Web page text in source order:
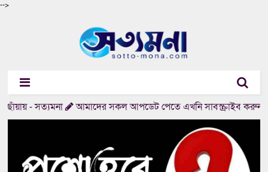
-->
- সত্যমনা আমাদের সকল আপডেট পেতে এখনি সাবস্ক্রাইব করুন